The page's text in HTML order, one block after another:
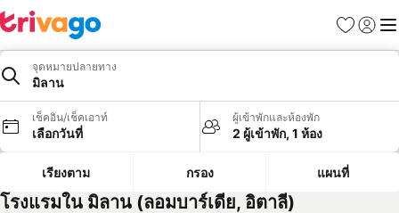
รายการโป
เข้าสู่ร
เมนู
จุดหมายปลายทาง
มิลาน
เช็คอิน/เช็คเอาท์
เลือกวันที่
ผู้เข้าพักและห้องพัก
2 ผู้เข้าพัก, 1 ห้อง
เรียงตาม กรอง แผนที่
โรงแรมใน มิลาน (ลอมบาร์เดีย, อิตาลี)